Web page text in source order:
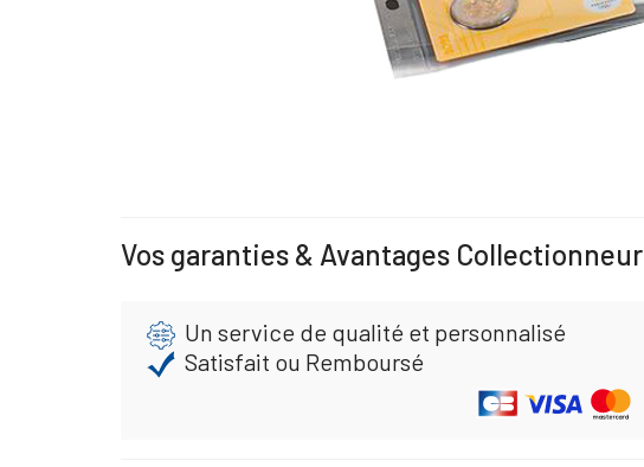
Vos garanties & Avantages Collectionneur
Un service de qualité et personnalisé
Satisfait ou Remboursé